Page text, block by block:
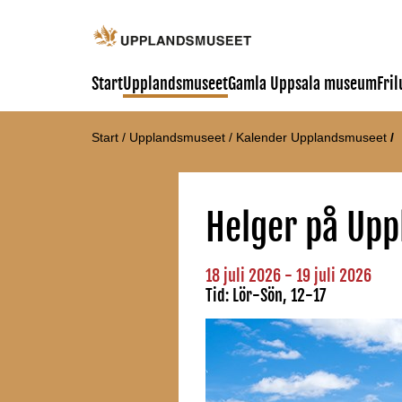
StartUpplandsmuseetGamla Uppsala museum
Start / Upplandsmuseet / Kalender Upplandsmuseet /
Helger på
18 juli 2026 - 19 juli 2026
Tid: Lör-Sön, 12-17